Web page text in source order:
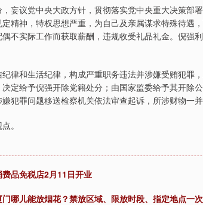
妄议党中央大政方针，贯彻落实党中央重大决策部
精神，特权思想严重，为自己及亲属谋求特殊待遇
不实际工作而获取薪酬，违规收受礼品礼金。倪强
律和生活纪律，构成严重职务违法并涉嫌受贿犯罪
定给予倪强开除党籍处分；由国家监委给予其开除
犯罪问题移送检察机关依法审查起诉，所涉财物一并
。
品免税店2月11日开业
哪儿能放烟花？禁放区域、限放时段、指定地点一